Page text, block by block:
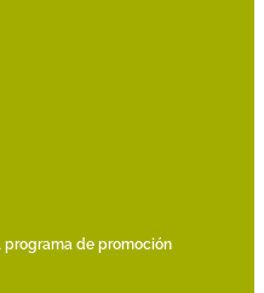
de promoción